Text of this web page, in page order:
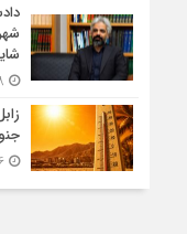
16 ژوئن 2026 - 16:30